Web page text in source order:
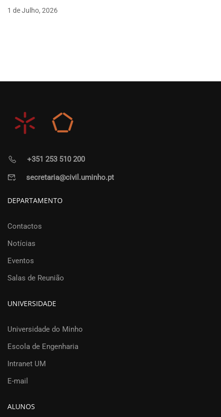
1 de Julho, 2026
+351 253 510 200
secretaria@civil.uminho.pt
DEPARTAMENTO
Contactos
Notícias
Eventos
Salas de Reunião
UNIVERSIDADE
Universidade do Minho
Escola de Engenharia
Intranet UM
E-mail
ALUNOS